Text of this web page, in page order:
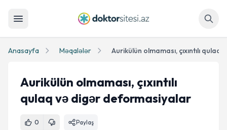
Anasayfa Məqalələr
Aurikülün olmaması, çıxıntılı
qulaq və digər deformasiyalar
0 Paylaş